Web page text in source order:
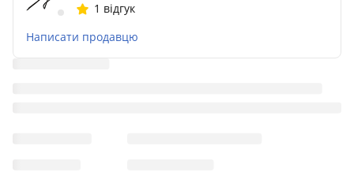
1 відгук
Написати продавцю